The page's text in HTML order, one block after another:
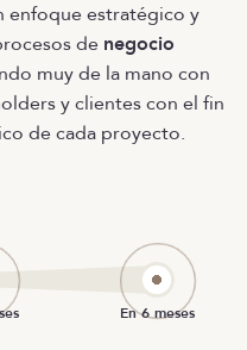
enfoque estratégico y
de negocio
muy de la mano con
y clientes con el fin
de cada proyecto.